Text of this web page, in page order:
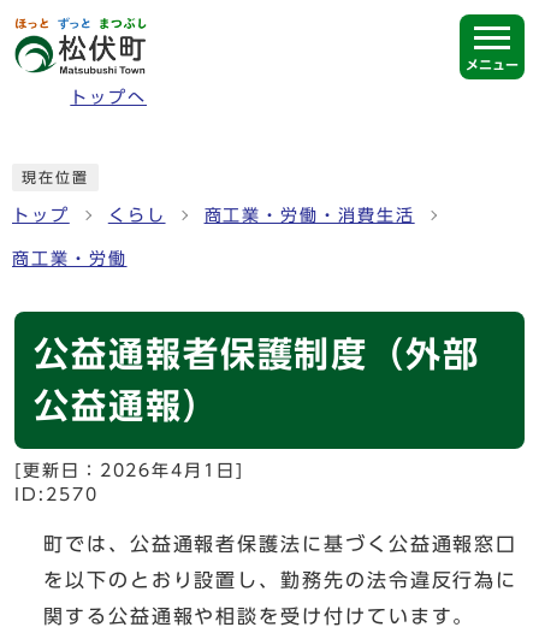
ページの先頭です
トップへ
メニュー
現在位置
トップ くらし 商工業・労働・消費生活
商工業・労働
公益通報者保護制度（外部
公益通報）
[更新日： 2026年4月1日
ID:2570
町では、公益通報者保護法に基づく公益通報窓口
を以下のとおり設置し、勤務先の法令違反行為に
関する公益通報や相談を受け付けています。